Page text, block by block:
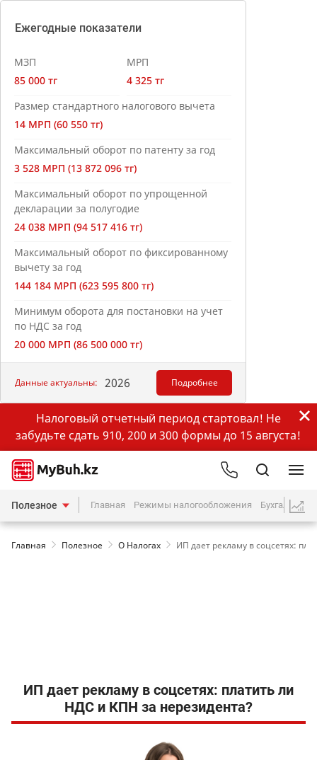
Ежегодные показатели
МЗП
85 000 тг
МРП
4 325 тг
Размер стандартного налогового вычета
14 МРП (60 550 тг)
Максимальный оборот по патенту за год
3 528 МРП (13 872 096 тг)
Максимальный оборот по упрощенной
декларации за полугодие
24 038 МРП (94 517 416 тг)
Максимальный оборот по фиксированному
вычету за год
144 184 МРП (623 595 800 тг)
Минимум оборота для постановки на учет
по НДС за год
20 000 МРП (86 500 000 тг)
Данные актуальны: 2026 Подробнее
Налоговый отчетный период стартовал! Не
забудьте сдать 910, 200 и 300 формы до 15 августа!
Полезное Главная Режимы налогообложения Бухгалтерия
Главная Полезное О Налогах ИП дает рекламу в соцсетях:
ИП дает рекламу в соцсетях: платить ли
НДС и КПН за нерезидента?